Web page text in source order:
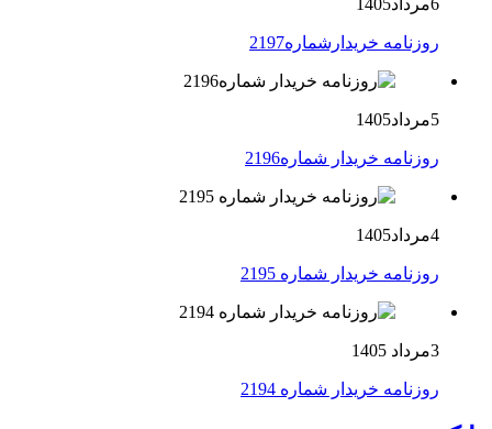
روزنامه خریدارشماره2197
5مرداد1405
روزنامه خریدار شماره2196
4مرداد1405
روزنامه خریدار شماره 2195
3مرداد 1405
روزنامه خریدار شماره 2194